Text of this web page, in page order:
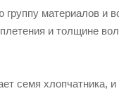
материалов
и толщине
семя